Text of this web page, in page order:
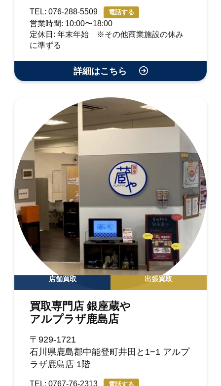
TEL: 076-288-5509 電話する
営業時間: 10:00〜18:00
定休日: 年末年始 ※その他商業施設の休み
に準ずる
詳細はこちら
店舗買取 出張買取
買取専門店 銀座蔵や
アルプラザ鹿島店
〒929-1721
石川県鹿島郡中能登町井田と1−1 アルプ
ラザ鹿島店 1階
TEL: 0767-76-2313 電話する